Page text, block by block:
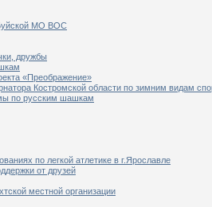
МО ВОС
дружбы
«Преображение»
Костромской области по зимним видам
по русским шашкам
по легкой атлетике в г.Ярославле
от друзей
местной организации